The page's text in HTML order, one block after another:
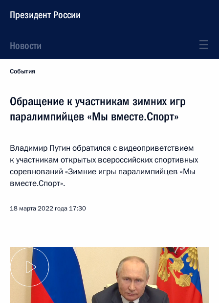
Президент России
Новости
События
Обращение к участникам зимних игр
паралимпийцев «Мы вместе.Спорт»
Владимир Путин обратился с видеоприветствием
к участникам открытых всероссийских спортивных
соревнований «Зимние игры паралимпийцев «Мы
вместе.Спорт».
18 марта 2022 года 17:30